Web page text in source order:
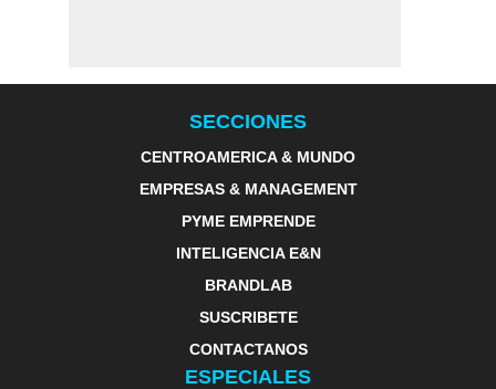
SECCIONES
CENTROAMERICA & MUNDO
EMPRESAS & MANAGEMENT
PYME EMPRENDE
INTELIGENCIA E&N
BRANDLAB
SUSCRIBETE
CONTACTANOS
ESPECIALES